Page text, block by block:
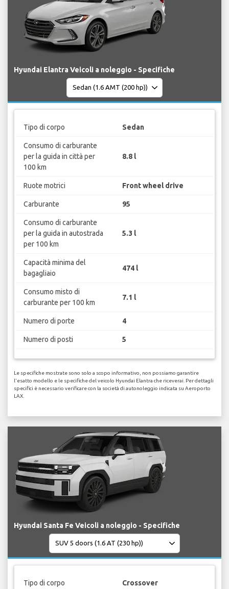
Hyundai Elantra Veicoli a noleggio - Specifiche
Tipo di corpo Sedan
Consumo di carburante
per la guida in città per
100 km
8.8 l
Ruote motrici Front wheel drive
Carburante 95
Consumo di carburante
per la guida in autostrada
per 100 km
5.3 l
Capacità minima del
bagagliaio
474 l
Consumo misto di
carburante per 100 km
7.1 l
Numero di porte 4
Numero di posti 5
Le specifiche mostrate sono solo a scopo informativo, non possiamo garantire
l'esatto modello e le specifiche del veicolo Hyundai Elantra che riceverai. Per dettagli
specifici è necessario verificare con la società di autonoleggio indicata su Aeroporto
LAX.
Hyundai Santa Fe Veicoli a noleggio - Specifiche
Tipo di corpo Crossover